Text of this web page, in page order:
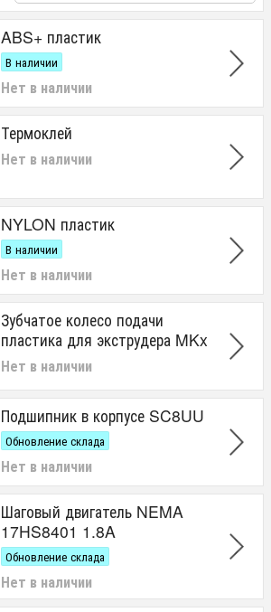
ABS+ пластик
В наличии
Нет в наличии
Термоклей
Нет в наличии
NYLON пластик
В наличии
Нет в наличии
Зубчатое колесо подачи
пластика для экструдера MKx
Нет в наличии
Подшипник в корпусе SC8UU
Обновление склада
Нет в наличии
Шаговый двигатель NEMA
17HS8401 1.8A
Обновление склада
Нет в наличии